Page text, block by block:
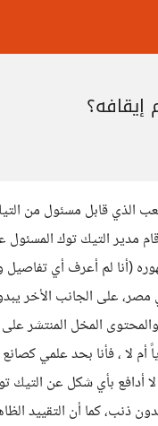
إيقافه؟
مدير التيك توك
(أنا لم أعرف أي
على الجانب الأخر
المخل المنتشر
لا ، فأنا بحد علمي
أدافع بأي شكل عن التيك